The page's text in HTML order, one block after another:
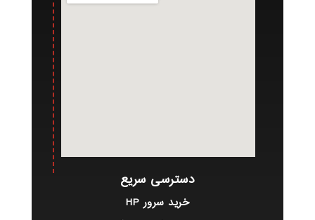
دسترسی سریع
خرید سرور HP